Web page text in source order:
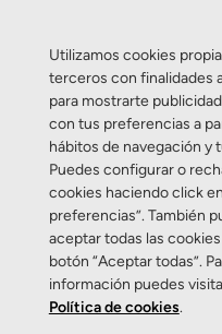
Etiqueta:
de gafas
Salud Visual Zamarripa
Utilizamos cookies
terceros con finalidades
para mostrarte
con tus preferencias a
hábitos de navegación y
Puedes configurar o
cookies haciendo click
preferencias”. También
aceptar todas las
botón “Aceptar todas”.
información puedes
Política de cookies.